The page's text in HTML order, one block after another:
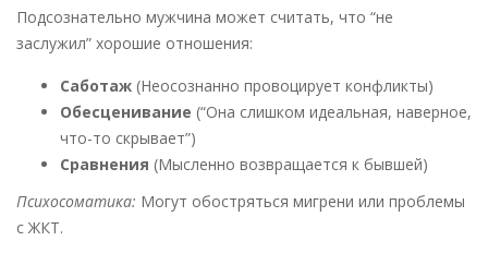
Подсознательно мужчина может считать, что “не
заслужил” хорошие отношения:
Саботаж (Неосознанно провоцирует конфликты)
Обесценивание (“Она слишком идеальная, наверное,
что-то скрывает”)
Сравнения (Мысленно возвращается к бывшей)
Психосоматика: Могут обостряться мигрени или проблемы
с ЖКТ.